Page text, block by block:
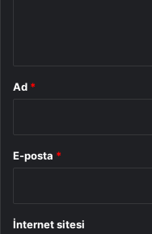
Ad *
E-posta *
İnternet sitesi